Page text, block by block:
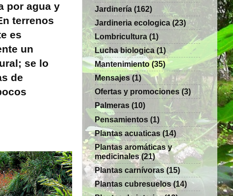
por agua y
terrenos
es
un
se lo
de
Jardinería (162)
Jardineria ecologica (23)
Lombricultura (1)
Lucha biologica (1)
Mantenimiento (35)
Mensajes (1)
Ofertas y promociones (3)
Palmeras (10)
Pensamientos (1)
Plantas acuaticas (14)
Plantas aromáticas y
medicinales (21)
Plantas carnívoras (15)
Plantas cubresuelos (14)